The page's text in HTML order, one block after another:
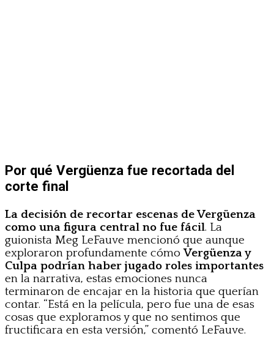
Por qué Vergüenza fue recortada del
corte final
La decisión de recortar escenas de Vergüenza
como una figura central no fue fácil. La
guionista Meg LeFauve mencionó que aunque
exploraron profundamente cómoVergüenza y
Culpa podrían haber jugado roles importantes
en la narrativa, estas emociones nunca
terminaron de encajar en la historia que querían
contar. “Está en la película, pero fue una de esas
cosas que exploramos y que no sentimos que
fructificara en esta versión,” comentó LeFauve.